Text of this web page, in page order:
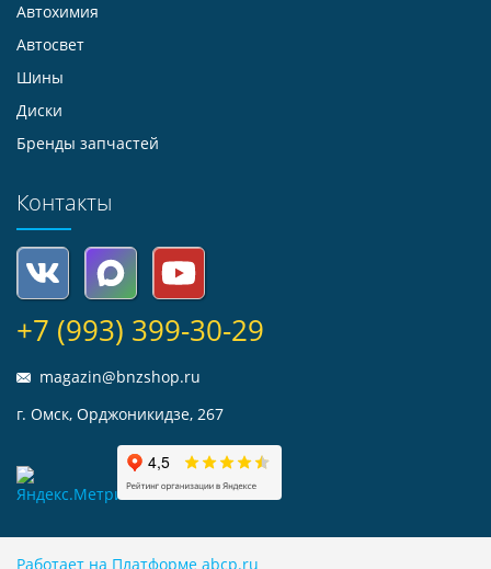
Автохимия
Автосвет
Шины
Диски
Бренды запчастей
Контакты
+7 (993) 399-30-29
magazin@bnzshop.ru
г. Омск, Орджоникидзе, 267
Работает на Платформе abcp.ru